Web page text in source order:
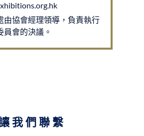
由協會經理領導，負責執行
員會的決議。
我們聯繫